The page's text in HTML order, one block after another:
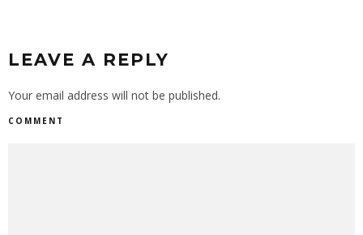
LEAVE A REPLY
Your email address will not be published.
COMMENT